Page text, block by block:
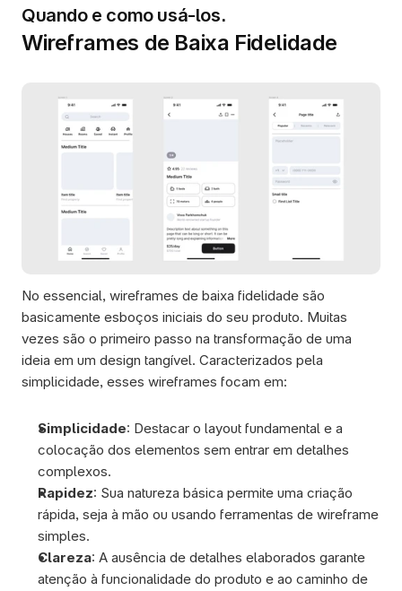
Quando e como usá-los.
Wireframes de Baixa Fidelidade
No essencial, wireframes de baixa fidelidade são
basicamente esboços iniciais do seu produto. Muitas
vezes são o primeiro passo na transformação de uma
ideia em um design tangível. Caracterizados pela
simplicidade, esses wireframes focam em:
Simplicidade: Destacar o layout fundamental e a
colocação dos elementos sem entrar em detalhes
complexos.
Rapidez: Sua natureza básica permite uma criação
rápida, seja à mão ou usando ferramentas de wireframe
simples.
Clareza: A ausência de detalhes elaborados garante
atenção à funcionalidade do produto e ao caminho de